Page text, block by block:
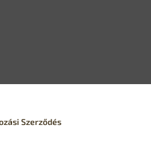
Szerződés